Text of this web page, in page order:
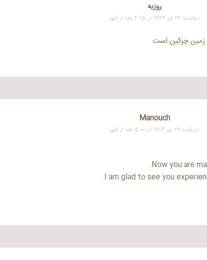
روزبه
دوشنبه ۲۷ تیر ۱۳۸۴ در ۴:۲۵ بعد از ظهر
زمین چرکین است
Manouch
دوشنبه ۲۷ تیر ۱۳۸۴ در ۵:۰۰ بعد از ظهر
Now you are
I am glad to see you